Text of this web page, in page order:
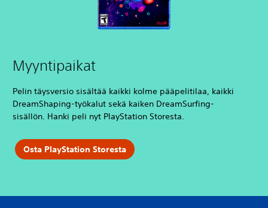
Myyntipaikat
Pelin täysversio sisältää kaikki kolme pääpelitilaa, kaikki
DreamShaping-työkalut sekä kaiken DreamSurfing-
sisällön. Hanki peli nyt PlayStation Storesta.
Osta PlayStation Storesta